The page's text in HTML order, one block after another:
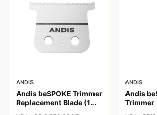
ANDIS
Andis beSPOKE Trimmer
Replacement Blade (1
ANDIS
Andis
Trimmer